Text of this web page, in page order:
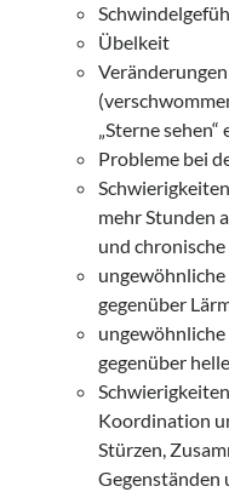
Übelkeit
„Sterne sehen“
Probleme bei
mehr Stunden
und
gegenüber
gegenüber
Koordination
Stürzen,
Gegenständen